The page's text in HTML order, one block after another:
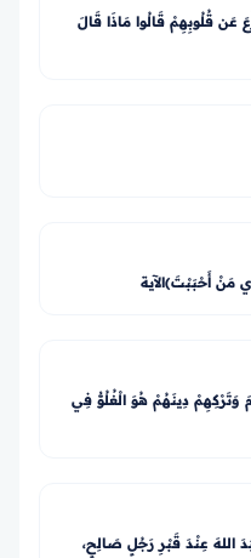
عَن قُلُوبِهِمْ قَالُوا مَاذَا قَالَ
وَتَرْكِهِمْ دِينَهُمْ هُوَ الْغُلُوُّ فِي
اللهَ عِنْدَ قَبْرِ رَجُلٍ صَالِحٍ،